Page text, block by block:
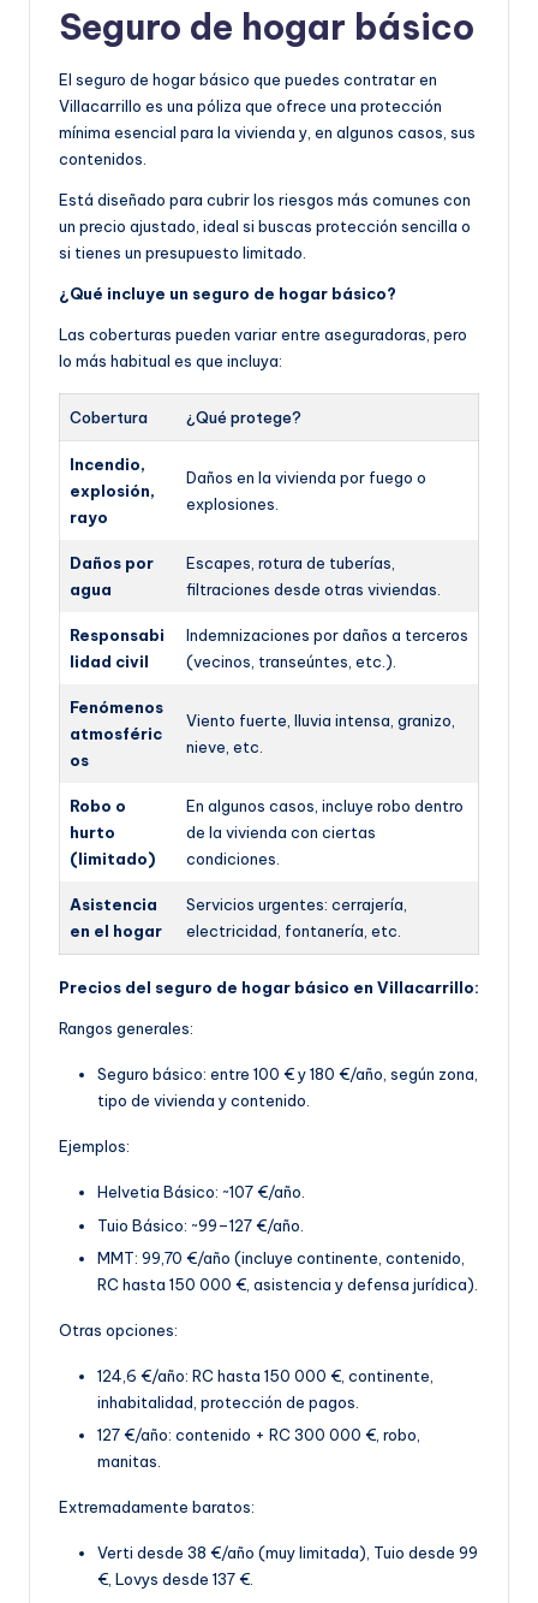
Seguro de hogar básico
El seguro de hogar básico que puedes contratar en
Villacarrillo es una póliza que ofrece una protección
mínima esencial para la vivienda y, en algunos casos, sus
contenidos.
Está diseñado para cubrir los riesgos más comunes con
un precio ajustado, ideal si buscas protección sencilla o
si tienes un presupuesto limitado.
¿Qué incluye un seguro de hogar básico?
Las coberturas pueden variar entre aseguradoras, pero
lo más habitual es que incluya:
Cobertura ¿Qué protege?
Incendio,
explosión,
rayo
Daños en la vivienda por fuego o
explosiones.
Daños por
agua
Escapes, rotura de tuberías,
filtraciones desde otras viviendas.
Responsabi
lidad civil
Indemnizaciones por daños a terceros
(vecinos, transeúntes, etc.).
Fenómenos
atmosféric
os
Viento fuerte, lluvia intensa, granizo,
nieve, etc.
Robo o
hurto
(limitado)
En algunos casos, incluye robo dentro
de la vivienda con ciertas
condiciones.
Asistencia
en el hogar
Servicios urgentes: cerrajería,
electricidad, fontanería, etc.
Precios del seguro de hogar básico en Villacarrillo:
Rangos generales:
Seguro básico: entre 100 € y 180 €/año, según zona,
tipo de vivienda y contenido.
Ejemplos:
Helvetia Básico: ~107 €/año.
Tuio Básico: ~99–127 €/año.
MMT: 99,70 €/año (incluye continente, contenido,
RC hasta 150 000 €, asistencia y defensa jurídica).
Otras opciones:
124,6 €/año: RC hasta 150 000 €, continente,
inhabitalidad, protección de pagos.
127 €/año: contenido + RC 300 000 €, robo,
manitas
Extremadamente baratos:
Verti desde 38 €/año (muy limitada), Tuio desde 99
€, Lovys desde 137 €.